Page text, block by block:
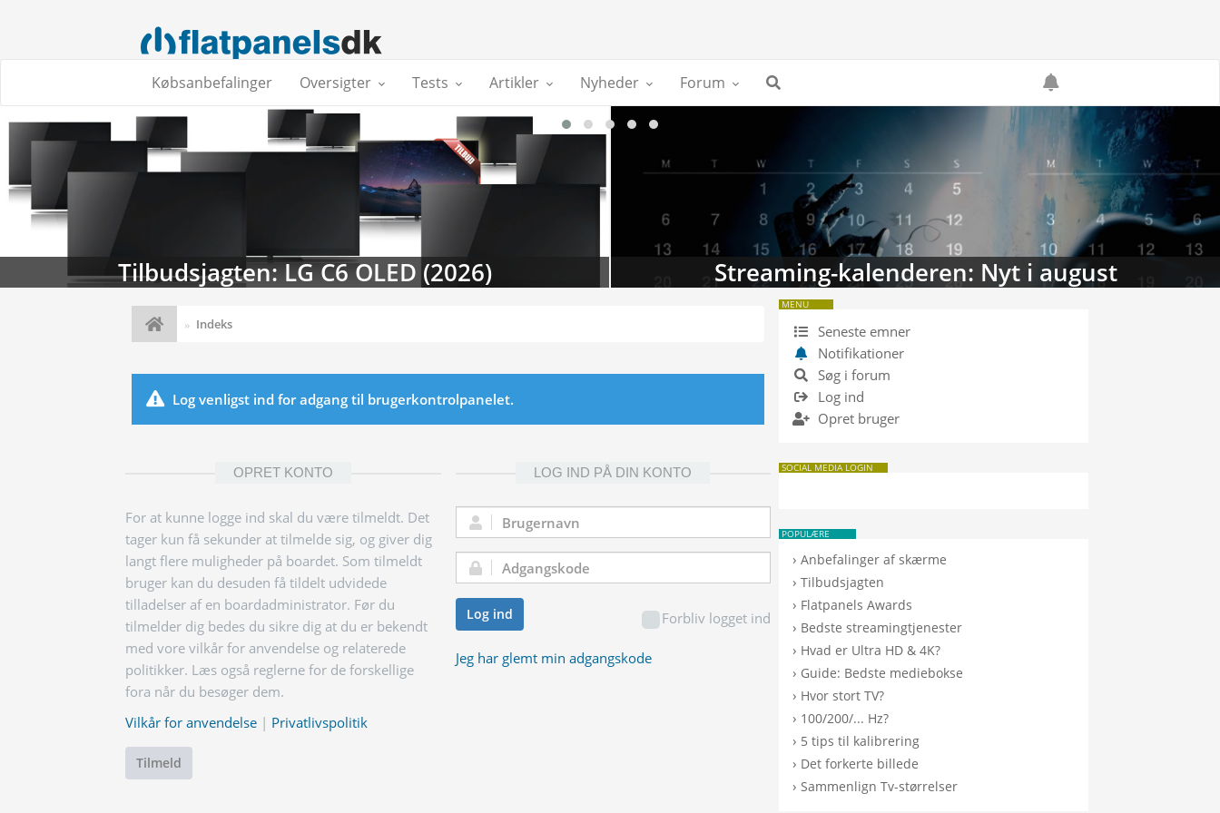
Købsanbefalinger Oversigter Tests Artikler Nyheder Forum
Tilbudsjagten: LG C6 OLED (2026) Streaming-kalenderen: Nyt i august
Indeks
Log venligst ind for adgang til brugerkontrolpanelet.
OPRET KONTO
For at kunne logge ind skal du være tilmeldt. Det
tager kun få sekunder at tilmelde sig, og giver dig
langt flere muligheder på boardet. Som tilmeldt
bruger kan du desuden få tildelt udvidede
tilladelser af en boardadministrator. Før du
tilmelder dig bedes du sikre dig at du er bekendt
med vore vilkår for anvendelse og relaterede
politikker. Læs også reglerne for de forskellige
fora når du besøger dem.
Vilkår for anvendelse | Privatlivspolitik
Tilmeld
LOG IND PÅ DIN KONTO
Brugernavn:
Adgangskode:
Forbliv logget ind
Log ind
Jeg har glemt min adgangskode
MENU
Seneste emner
Notifikationer
Søg i forum
Log ind
Opret bruger
SOCIAL MEDIA LOGIN
POPULÆRE
›Anbefalinger af skærme
›Tilbudsjagten
› Flatpanels Awards
› Bedste streamingtjenester
› Hvad er Ultra HD & 4K?
› Guide: Bedste mediebokse
› Hvor stort TV?
› 100/200/... Hz?
› 5 tips til kalibrering
› Det forkerte billede
›Sammenlign Tv-størrelser